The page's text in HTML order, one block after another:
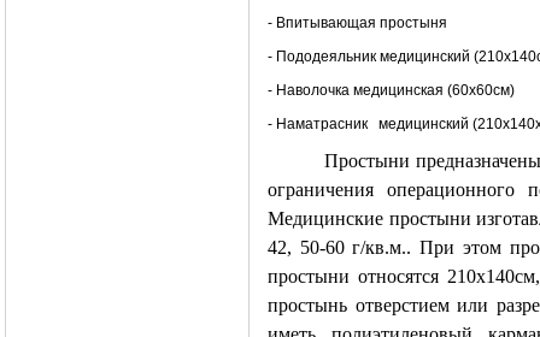
- Впитывающая простыня
- Пододеяльник медицинский
- Наволочка медицинская (60х60см)
- Наматрасник медицинский
Простыни
ограничения операционного
Медицинские простыни
42, 50-60 г/кв.м.. При этом
простыни относятся
простынь отверстием или